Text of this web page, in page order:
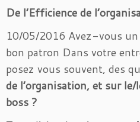
De l’Efficience de
10/05/2016 Avez-vous
bon patron Dans votre
posez vous souvent, des
de l’organisation, et sur
boss ?